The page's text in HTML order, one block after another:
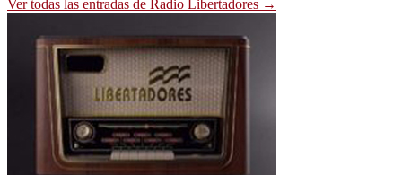
Ver todas las entradas de Radio Libertadores →